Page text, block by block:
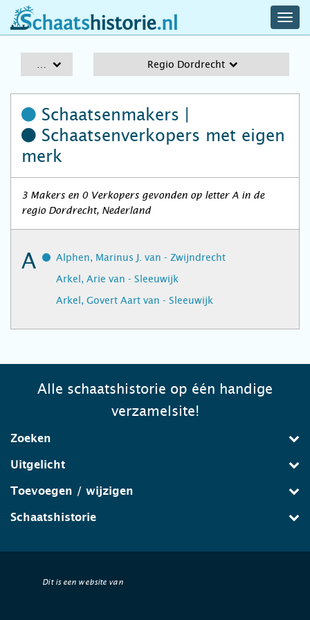
schaatshistorie.nl
Regio Dordrecht
Schaatsenmakers |
Schaatsenverkopers met eigen
merk
3 Makers en 0 Verkopers gevonden op letter A in de
regio Dordrecht, Nederland
A
Alphen, Marinus J. van - Zwijndrecht
Arkel, Arie van - Sleeuwijk
Arkel, Govert Aart van - Sleeuwijk
Alle schaatshistorie op één handige
verzamelsite!
Zoeken
Uitgelicht
Toevoegen / wijzigen
Schaatshistorie
Dit is een website van